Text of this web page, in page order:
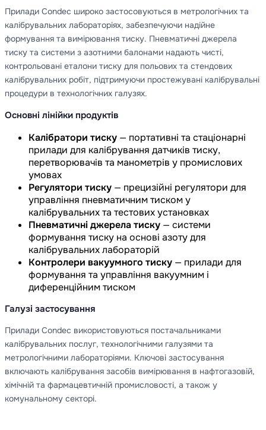
Прилади Condec широко застосовуються в метрологічних та
калібрувальних лабораторіях, забезпечуючи надійне
формування та вимірювання тиску. Пневматичні джерела
тиску та системи з азотними балонами надають чисті,
контрольовані еталони тиску для польових та стендових
калібрувальних робіт, підтримуючи простежувані калібрувальні
процедури в технологічних галузях.
Основні лінійки продуктів
Калібратори тиску — портативні та стаціонарні
прилади для калібрування датчиків тиску,
перетворювачів та манометрів у промислових
умовах
Регулятори тиску — прецизійні регулятори для
управління пневматичним тиском у
калібрувальних та тестових установках
Пневматичні джерела тиску — системи
формування тиску на основі азоту для
калібрувальних лабораторій
Контролери вакуумного тиску — прилади для
формування та управління вакуумним і
диференційним тиском
Галузі застосування
Прилади Condec використовуються постачальниками
калібрувальних послуг, технологічними галузями та
метрологічними лабораторіями. Ключові застосування
включають калібрування засобів вимірювання в нафтогазовій,
хімічній та фармацевтичній промисловості, а також у
комунальному секторі.